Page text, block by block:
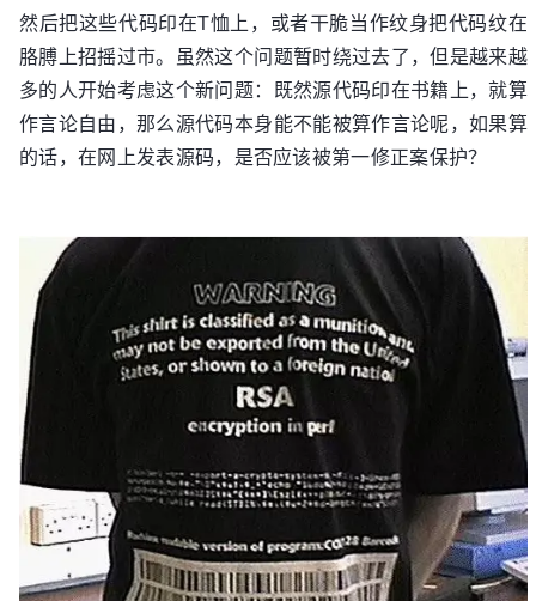
然后把这些代码印在T恤上，或者干脆当作纹身把代码纹在
胳膊上招摇过市。虽然这个问题暂时绕过去了，但是越来越
多的人开始考虑这个新问题：既然源代码印在书籍上，就算
作言论自由，那么源代码本身能不能被算作言论呢，如果算
的话，在网上发表源码，是否应该被第一修正案保护？